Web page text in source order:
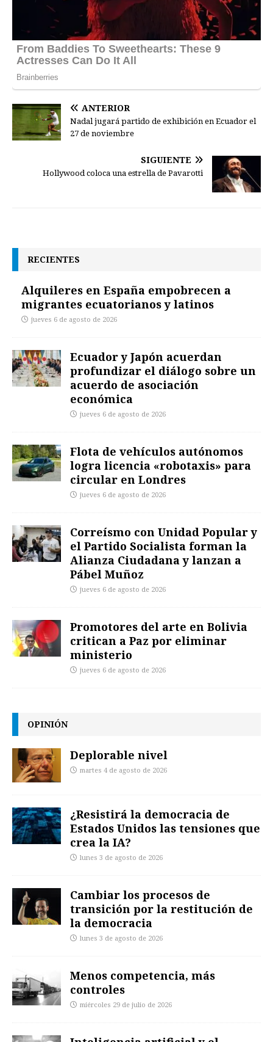
ANTERIOR
Nadal jugará partido de exhibición en Ecuador el
27 de noviembre
SIGUIENTE
Hollywood coloca una estrella de Pavarotti
RECIENTES
Alquileres en España empobrecen a
migrantes ecuatorianos y latinos
jueves 6 de agosto de 2026
Ecuador y Japón acuerdan
profundizar el diálogo sobre un
acuerdo de asociación
económica
jueves 6 de agosto de 2026
Flota de vehículos autónomos
logra licencia «robotaxis» para
circular en Londres
jueves 6 de agosto de 2026
Correísmo con Unidad Popular y
el Partido Socialista forman la
Alianza Ciudadana y lanzan a
Pábel Muñoz
jueves 6 de agosto de 2026
Promotores del arte en Bolivia
critican a Paz por eliminar
ministerio
jueves 6 de agosto de 2026
OPINIÓN
Deplorable nivel
martes 4 de agosto de 2026
¿Resistirá la democracia de
Estados Unidos las tensiones que
crea la IA?
lunes 3 de agosto de 2026
Cambiar los procesos de
transición por la restitución de
la democracia
lunes 3 de agosto de 2026
Menos competencia, más
controles
miércoles 29 de julio de 2026